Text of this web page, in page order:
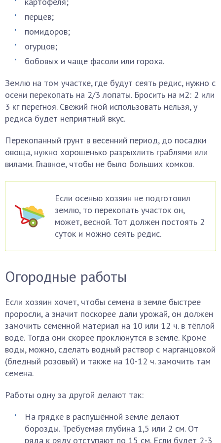
перцев;
помидоров;
огурцов;
бобовых и чаще фасоли или гороха.
Землю на том участке, где будут сеять редис, нужно с
осени перекопать на 2/3 лопаты. Бросить на м2: 2 или
3 кг перегноя. Свежий гной использовать нельзя, у
редиса будет неприятный вкус.
Перекопанный грунт в весенний период, до посадки
овоща, нужно хорошенько разрыхлить граблями или
вилами. Главное, чтобы не было больших комков.
Если осенью хозяин не подготовил
землю, то перекопать участок он,
может, весной. Тот должен постоять 2
суток и можно сеять редис.
Огородные работы
Если хозяин хочет, чтобы семена в земле быстрее
проросли, а значит поскорее дали урожай, он должен
замочить семенной материал на 10 или 12 ч. в тёплой
воде. Тогда они скорее проклюнутся в земле. Кроме
воды, можно, сделать водный раствор с марганцовкой
(бледный розовый) и также на 10-12 ч. замочить там
семена.
Работы одну за другой делают так:
На грядке в распушённой земле делают
борозды. Требуемая глубина 1,5 или 2 см. От
ряда к ряду отступают по 15 см. Если будет 2-3